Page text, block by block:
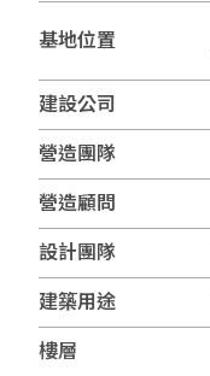
基地位置
建設公司
營造團隊
營造顧問
設計團隊
建築用途
樓層